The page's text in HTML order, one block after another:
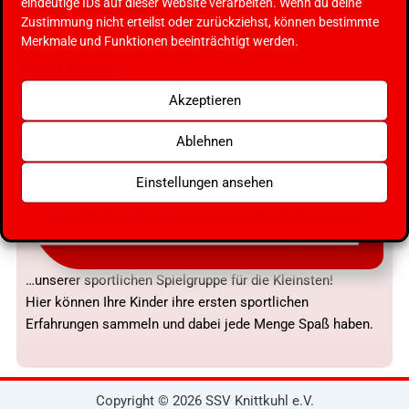
Zustimmung nicht erteilst oder zurückziehst, können bestimmte
Merkmale und Funktionen beeinträchtigt werden.
Akzeptieren
Ablehnen
Einstellungen ansehen
…unserer sportlichen Spielgruppe für die Kleinsten!
Hier können Ihre Kinder ihre ersten sportlichen
Erfahrungen sammeln und dabei jede Menge Spaß haben.
Copyright © 2026 SSV Knittkuhl e.V.